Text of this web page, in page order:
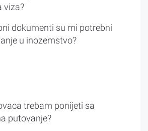
viza?
dokumenti su mi potrebni
u inozemstvo?
trebam ponijeti sa
putovanje?